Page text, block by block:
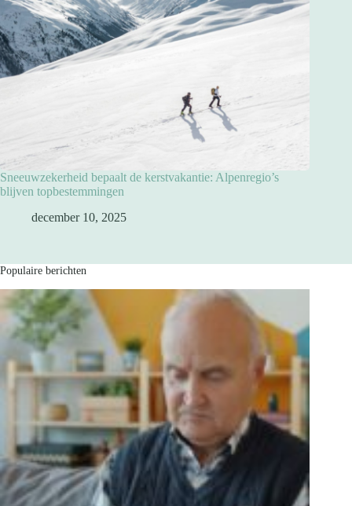
Sneeuwzekerheid bepaalt de kerstvakantie: Alpenregio’s
blijven topbestemmingen
december 10, 2025
Populaire berichten